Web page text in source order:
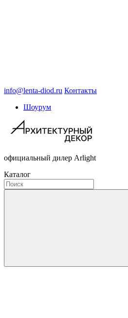
info@lenta-diod.ru Контакты
Шоурум
официальный дилер Arlight
Каталог